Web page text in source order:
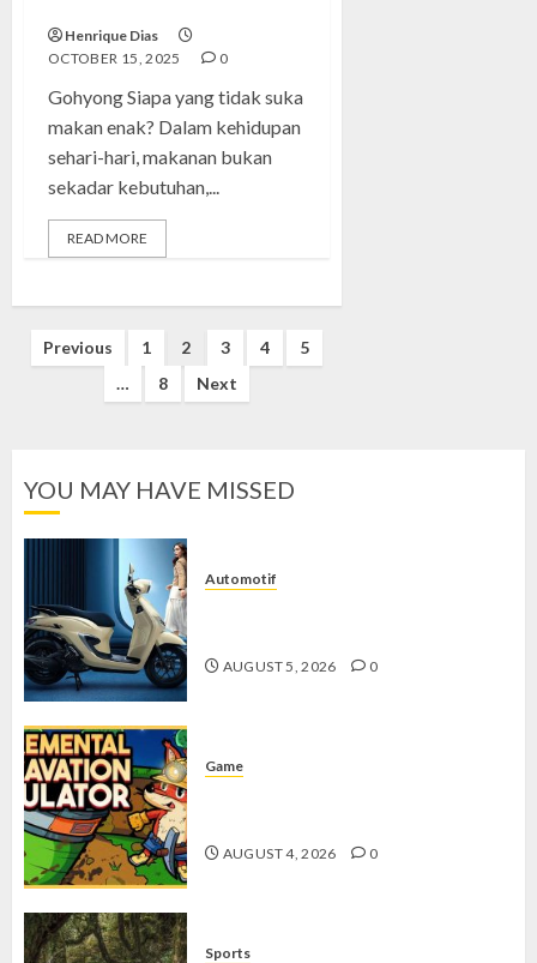
Henrique Dias
OCTOBER 15, 2025
0
Gohyong Siapa yang tidak suka
makan enak? Dalam kehidupan
sehari-hari, makanan bukan
sekadar kebutuhan,...
READ MORE
Posts
pagination
Previous 1 2 3 4
5
…
8 Next
YOU MAY HAVE MISSED
Automotif
AUGUST 5, 2026 0
Game
AUGUST 4, 2026 0
Sports